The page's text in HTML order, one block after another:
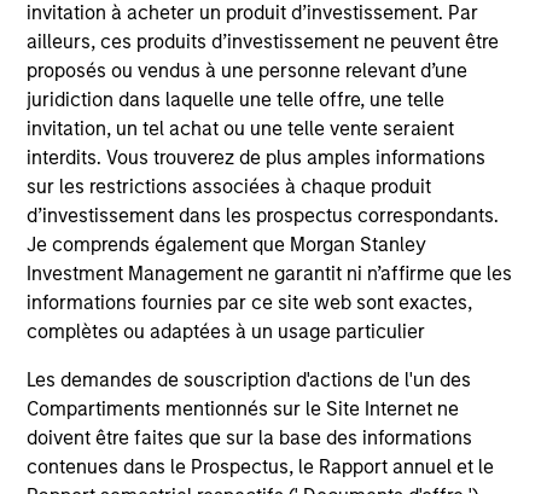
invitation à acheter un produit d’investissement. Par
ailleurs, ces produits d’investissement ne peuvent être
proposés ou vendus à une personne relevant d’une
juridiction dans laquelle une telle offre, une telle
invitation, un tel achat ou une telle vente seraient
interdits. Vous trouverez de plus amples informations
sur les restrictions associées à chaque produit
d’investissement dans les prospectus correspondants.
Je comprends également que Morgan Stanley
Investment Management ne garantit ni n’affirme que les
informations fournies par ce site web sont exactes,
complètes ou adaptées à un usage particulier
Les demandes de souscription d'actions de l'un des
Compartiments mentionnés sur le Site Internet ne
doivent être faites que sur la base des informations
contenues dans le Prospectus, le Rapport annuel et le
Trevor G. Smith
Executive Director
Carl Thompson, CFA
Executive Director
Investment Professionals
Brandon L. Fritz
Investment Professional